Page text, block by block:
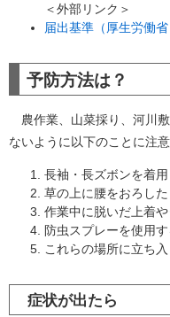
＜外部リンク＞
届出基準（厚生労働省
予防方法は？
農作業、山菜採り、河川
ないように以下のことに注意
長袖・長ズボンを着用
草の上に腰をおろした
作業中に脱いだ上着
防虫スプレーを使用す
これらの場所に立ち
症状が出たら